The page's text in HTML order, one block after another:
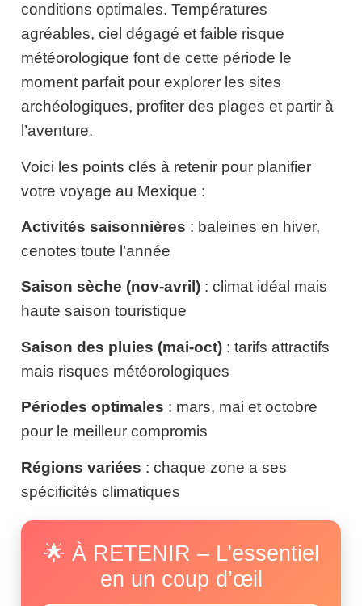
conditions optimales. Températures
agréables, ciel dégagé et faible risque
météorologique font de cette période le
moment parfait pour explorer les sites
archéologiques, profiter des plages et partir à
l’aventure.
Voici les points clés à retenir pour planifier
votre voyage au Mexique :
Activités saisonnières : baleines en hiver,
cenotes toute l’année
Saison sèche (nov-avril) : climat idéal mais
haute saison touristique
Saison des pluies (mai-oct) : tarifs attractifs
mais risques météorologiques
Périodes optimales : mars, mai et octobre
pour le meilleur compromis
Régions variées : chaque zone a ses
spécificités climatiques
🌟 À RETENIR – L’essentiel
en un coup d’œil